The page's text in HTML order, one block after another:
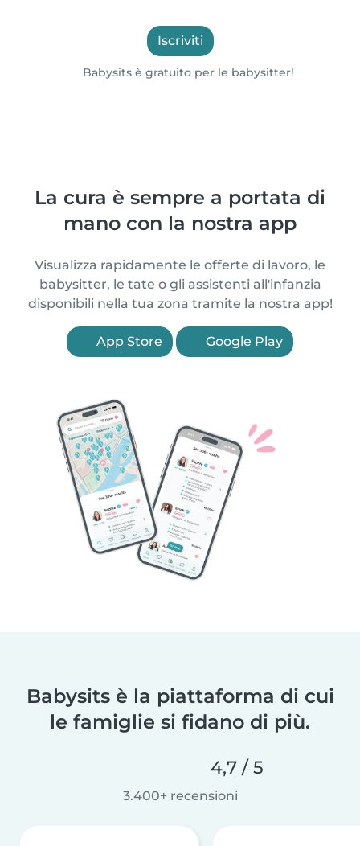
Iscriviti
Babysits è gratuito per le babysitter!
La cura è sempre a portata di
mano con la nostra app
Visualizza rapidamente le offerte di lavoro, le
babysitter, le tate o gli assistenti all'infanzia
disponibili nella tua zona tramite la nostra app!
App Store Google Play
Babysits è la piattaforma di cui
le famiglie si fidano di più.
4,7 / 5
3.400+ recensioni